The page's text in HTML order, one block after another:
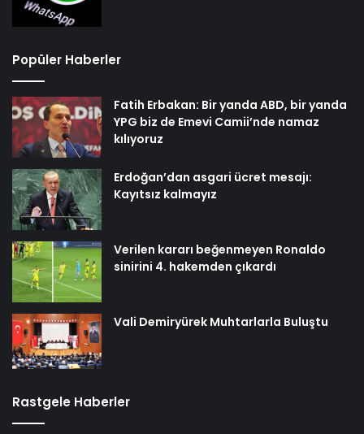
Popüler Haberler
Fatih Erbakan: Bir yanda ABD, bir yanda
YPG biz de Emevi Camii’nde namaz
kılıyoruz
Erdoğan’dan asgari ücret mesajı:
Kayıtsız kalmayız
Verilen kararı beğenmeyen Ronaldo
sinirini 4. hakemden çıkardı
Vali Demiryürek Muhtarlarla Buluştu
Rastgele Haberler